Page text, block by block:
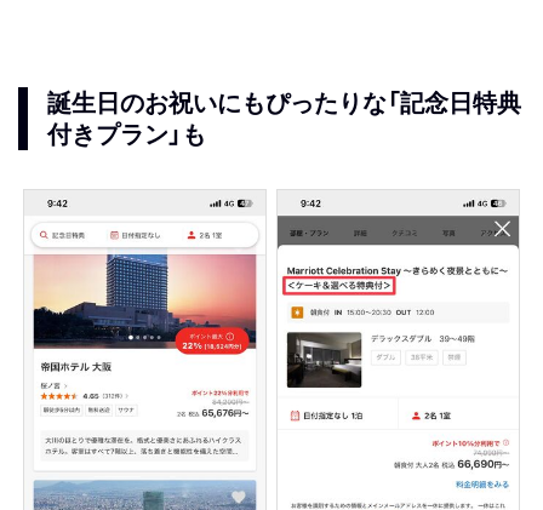
誕生日のお祝いにもぴったりな「記念日特典
付きプラン」も